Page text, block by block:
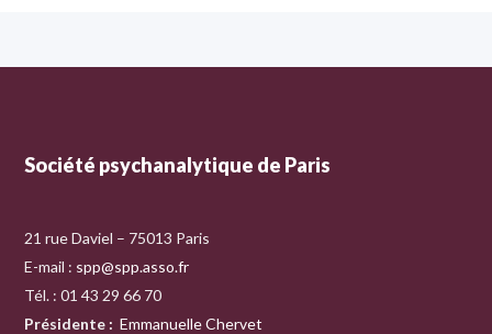
Société psychanalytique de Paris
21 rue Daviel – 75013 Paris
E-mail : spp@spp.asso.fr
Tél. : 01 43 29 66 70
Présidente : Emmanuelle Chervet